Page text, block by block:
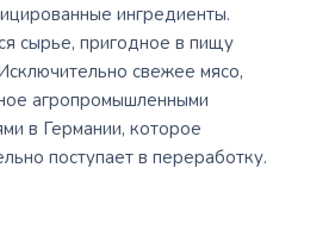
ингредиенты.
сырье, пригодное в пищу
свежее мясо,
агропромышленными
в Германии, которое
поступает в переработку.